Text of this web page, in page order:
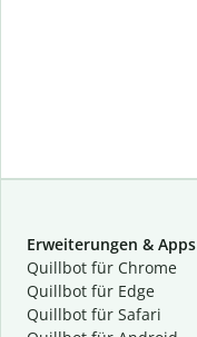
Erweiterungen & Apps
Quillbot für Chrome
Quillbot für Edge
Quillbot für Safari